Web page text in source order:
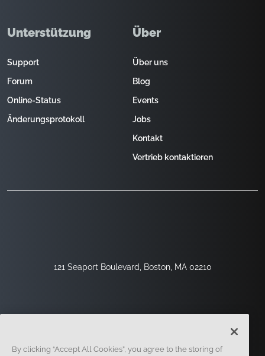
121 Seaport Boulevard, Boston, MA 02210
Unterstützung
Support
Forum
Online-Status
Änderungsprotokoll
Über
Über uns
Blog
Events
Jobs
Kontakt
Vertrieb kontaktieren
By clicking “Accept All Cookies”, you agree to the storing of